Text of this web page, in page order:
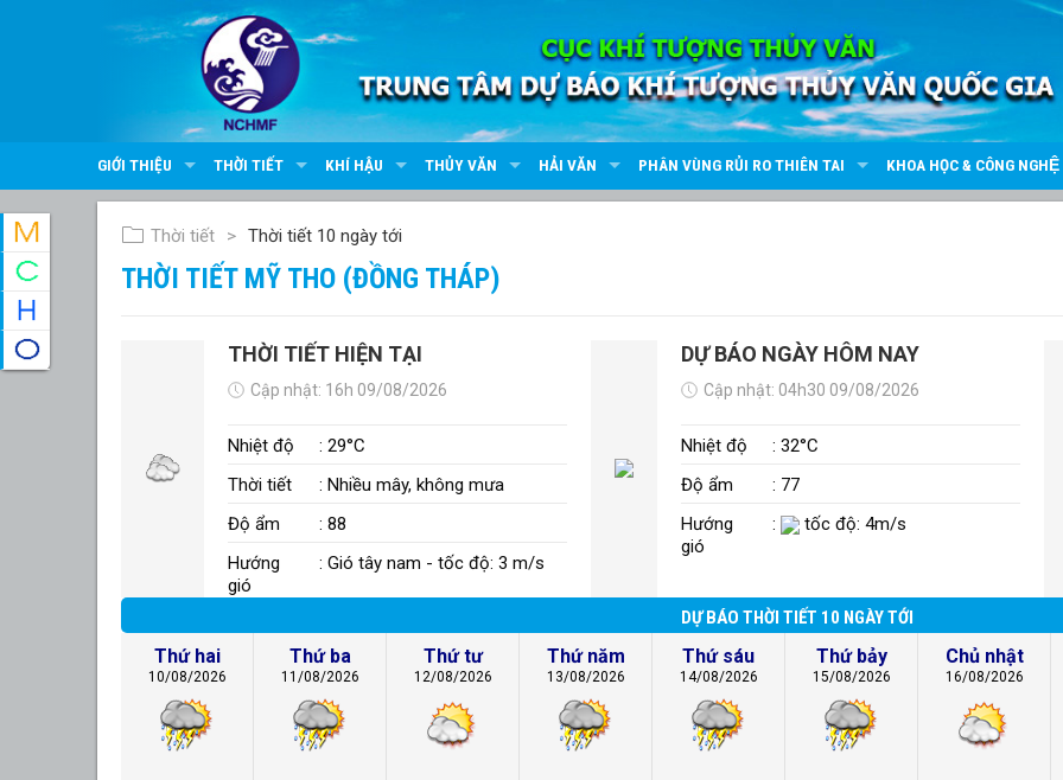
GIỚI THIỆU THỜI TIẾT KHÍ HẬU THỦY VĂN HẢI VĂN PHÂN VÙNG RỦI RO THIÊN TAI KHOA HỌC & CÔNG NGHỆ
Thời tiết Thời tiết 10 ngày tới
THỜI TIẾT MỸ THO (ĐỒNG THÁP)
THỜI TIẾT HIỆN TẠI
Cập nhật: 16h 09/08/2026
Nhiệt độ
: 29°C
Thời tiết
: Nhiều mây, không mưa
Độ ẩm
: 88
Hướng
gió
: Gió tây nam - tốc độ: 3 m/s
DỰ BÁO NGÀY HÔM NAY
Cập nhật: 04h30 09/08/2026
Nhiệt độ
: 32°C
Độ ẩm
: 77
Hướng
gió
: tốc độ: 4m/s
DỰ BÁO THỜI TIẾT 10 NGÀY TỚI
Thứ hai
10/08/2026
Thứ ba
11/08/2026
Thứ tư
12/08/2026
Thứ năm
13/08/2026
Thứ sáu
14/08/2026
Thứ bảy
15/08/2026
Chủ nhật
16/08/2026